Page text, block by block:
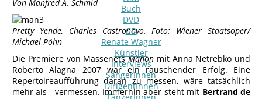
Buch
DVD
CD
Renate Wagner
Künstler
Interviews
SängerInnen
DirigentInnen
Von Manfred A. Schmid
Pretty Yende, Charles Castronovo. Foto: Wiener Staatsoper/
Michael Pöhn
Die Premiere von MassenetsManon mit Anna Netrebko und
Roberto Alagna 2007 war ein rauschender Erfolg. Eine
Repertoireaufführung daran zu messen, wäre tatsächlich
mehr als vermessen. Immerhin aber steht mit Bertrand de